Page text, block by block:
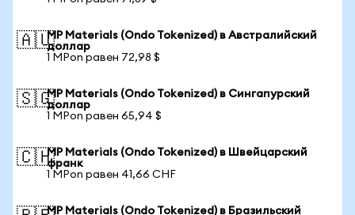
🇦🇺MP Materials (Ondo Tokenized) в Австралийский
доллар
1 MPon равен 72,98 $
🇸🇬MP Materials (Ondo Tokenized) в Сингапурский
доллар
1 MPon равен 65,94 $
🇨🇭MP Materials (Ondo Tokenized) в Швейцарский
франк
1 MPon равен 41,66 CHF
MP Materials (Ondo Tokenized) в Бразильский